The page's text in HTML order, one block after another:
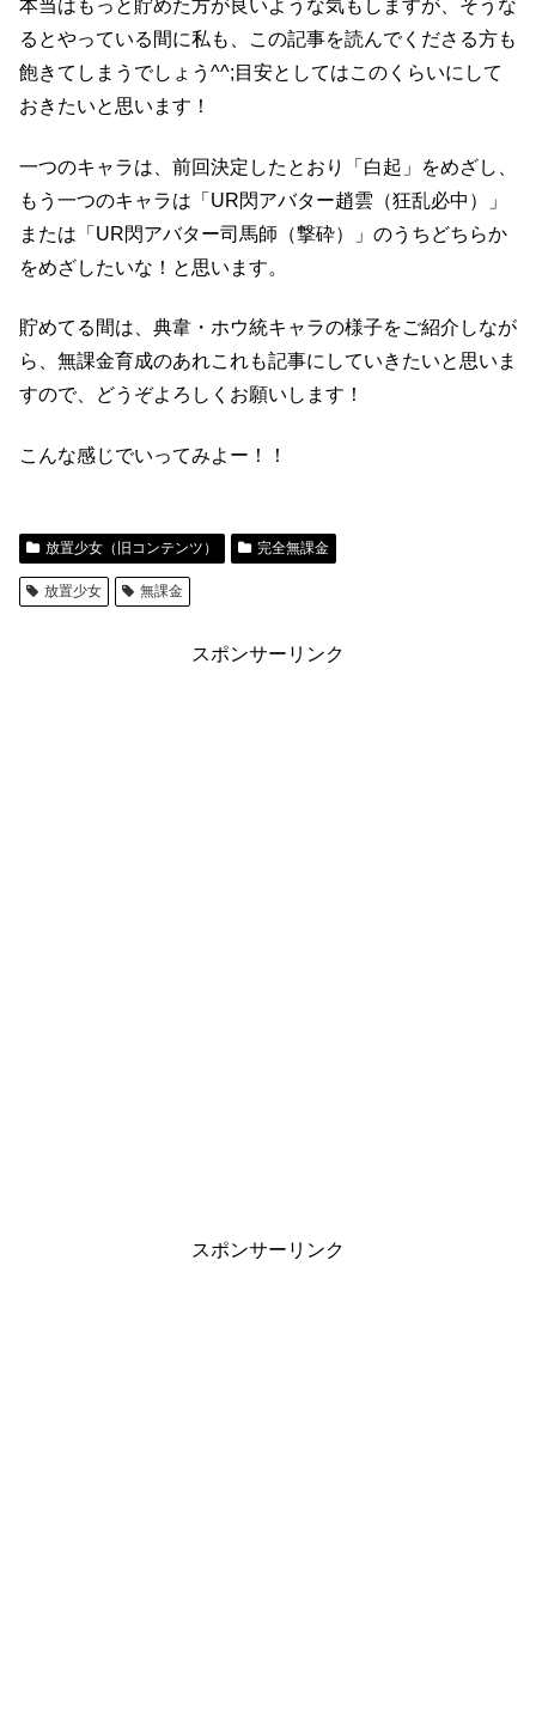
本当はもっと貯めた方が良いような気もしますが、そうな
るとやっている間に私も、この記事を読んでくださる方も
飽きてしまうでしょう^^;目安としてはこのくらいにして
おきたいと思います！
一つのキャラは、前回決定したとおり「白起」をめざし、
もう一つのキャラは「UR閃アバター趙雲（狂乱必中）」
または「UR閃アバター司馬師（撃砕）」のうちどちらか
をめざしたいな！と思います。
貯めてる間は、典韋・ホウ統キャラの様子をご紹介しなが
ら、無課金育成のあれこれも記事にしていきたいと思いま
すので、どうぞよろしくお願いします！
こんな感じでいってみよー！！
放置少女（旧コンテンツ） 完全無課金
放置少女 無課金
スポンサーリンク
スポンサーリンク